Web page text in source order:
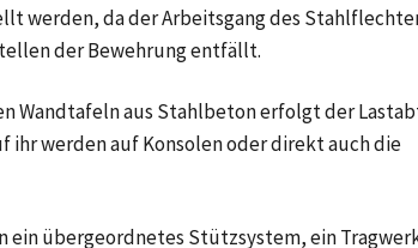
werden, da der Arbeitsgang des
der Bewehrung entfällt.
Wandtafeln aus Stahlbeton erfolgt der
ihr werden auf Konsolen oder direkt auch die
ein übergeordnetes Stützsystem, ein